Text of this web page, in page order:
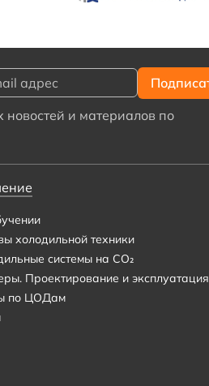
и материалов по
холодильной техники
системы на CO₂
Проектирование и эксплуатация
по ЦОДам